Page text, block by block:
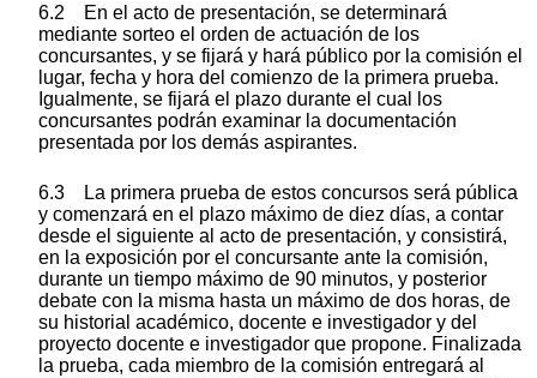
6.2 En el acto de presentación, se determinará
mediante sorteo el orden de actuación de los
concursantes, y se fijará y hará público por la comisión el
lugar, fecha y hora del comienzo de la primera prueba.
Igualmente, se fijará el plazo durante el cual los
concursantes podrán examinar la documentación
presentada por los demás aspirantes.
6.3 La primera prueba de estos concursos será pública
y comenzará en el plazo máximo de diez días, a contar
desde el siguiente al acto de presentación, y consistirá,
en la exposición por el concursante ante la comisión,
durante un tiempo máximo de 90 minutos, y posterior
debate con la misma hasta un máximo de dos horas, de
su historial académico, docente e investigador y del
proyecto docente e investigador que propone. Finalizada
la prueba, cada miembro de la comisión entregará al